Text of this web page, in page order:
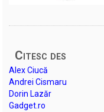
Citesc des
Alex Ciucă
Andrei Cismaru
Dorin Lazăr
Gadget.ro